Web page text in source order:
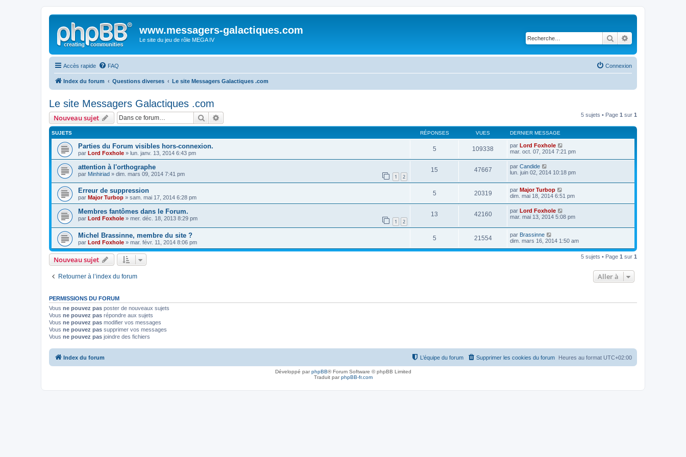
www.messagers-galactiques.com
Le site du jeu de rôle MEGA IV Rechercher
Accès rapide FAQ Connexion
Index du forum Questions diverses Le site Messagers Galactiques .com
Le site Messagers Galactiques .com
Nouveau sujet Rechercher 5 sujets • Page 1 sur 1
SUJETS RÉPONSES VUES DERNIER MESSAGE
Parties du Forum visibles hors-connexion.
par Lord Foxhole » lun. janv. 13, 2014 6:43 pm
5 109338 par Lord Foxhole
mar. oct. 07, 2014 7:21 pm
attention à l'orthographe
par Minhiriad » dim. mars 09, 2014 7:41 pm 1 2
15 47667 par Candide
lun. juin 02, 2014 10:18 pm
Erreur de suppression
par Major Turbop » sam. mai 17, 2014 6:28 pm
5 20319 par Major Turbop
dim. mai 18, 2014 6:51 pm
Membres fantômes dans le Forum.
par Lord Foxhole » mer. déc. 18, 2013 8:29 pm 1 2
13 42160 par Lord Foxhole
mar. mai 13, 2014 5:08 pm
Michel Brassinne, membre du site ?
par Lord Foxhole » mar. févr. 11, 2014 8:06 pm
5 21554 par Brassinne
dim. mars 16, 2014 1:50 am
Nouveau sujet 5 sujets • Page 1 sur 1
Retourner à l’index du forum Aller à
PERMISSIONS DU FORUM
Vous ne pouvez pas poster de nouveaux sujets
Vous ne pouvez pas répondre aux sujets
Vous ne pouvez pas modifier vos messages
Vous ne pouvez pas supprimer vos messages
Vous ne pouvez pas joindre des fichiers
Index du forum Heures au format UTC+02:00
Supprimer les cookies du forum
L’équipe du forum
Développé parphpBB® Forum Software © phpBB Limited
Traduit parphpBB-fr.com